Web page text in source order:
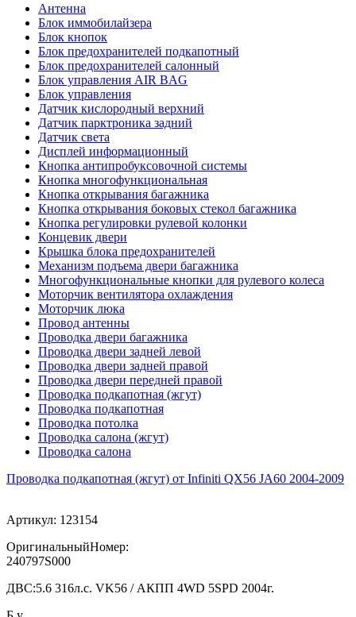
Антенна
Блок иммобилайзера
Блок кнопок
Блок предохранителей подкапотный
Блок предохранителей салонный
Блок управления AIR BAG
Блок управления
Датчик кислородный верхний
Датчик парктроника задний
Датчик света
Дисплей информационный
Кнопка антипробуксовочной системы
Кнопка многофункциональная
Кнопка открывания багажника
Кнопка открывания боковых стекол багажника
Кнопка регулировки рулевой колонки
Концевик двери
Крышка блока предохранителей
Механизм подъема двери багажника
Многофункциональные кнопки для рулевого колеса
Моторчик вентилятора охлаждения
Моторчик люка
Провод антенны
Проводка двери багажника
Проводка двери задней левой
Проводка двери задней правой
Проводка двери передней правой
Проводка подкапотная (жгут)
Проводка подкапотная
Проводка потолка
Проводка салона (жгут)
Проводка салона
Проводка подкапотная (жгут) от Infiniti QX56 JA60 2004-2009
Артикул: 123154
ОригинальныйНомер:
240797S000
ДВС:5.6 316л.с. VK56 / АКПП 4WD 5SPD 2004г.